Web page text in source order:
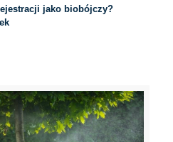
jako biobójczy?